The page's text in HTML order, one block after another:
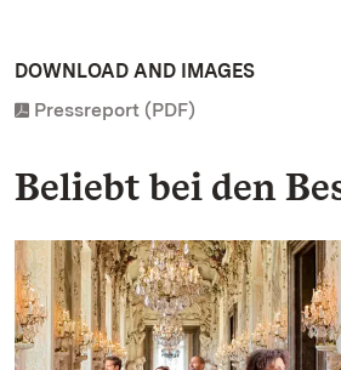
DOWNLOAD AND IMAGES
Pressreport (PDF)
Beliebt bei den